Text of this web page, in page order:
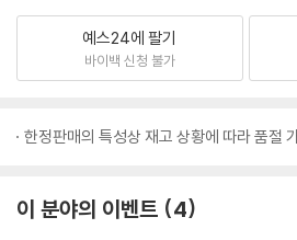
예스24에 팔기
바이백 신청 불가
한정판매의 특성상 재고 상황에 따라 품절
이 분야의 이벤트 4